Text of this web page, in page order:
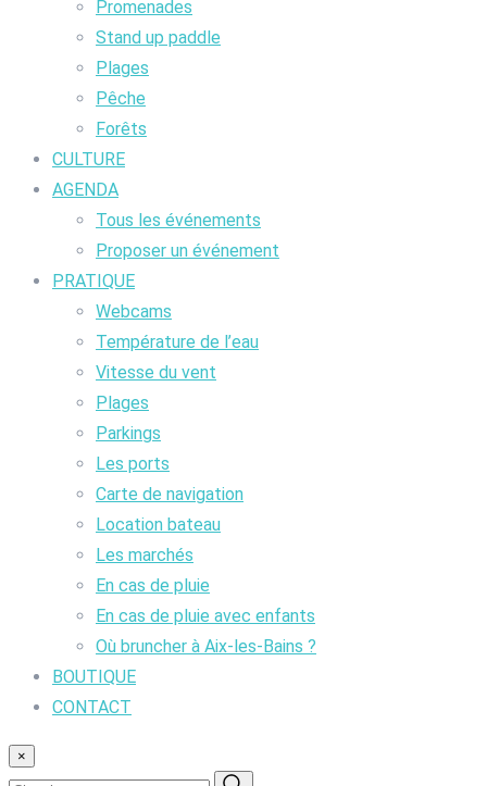
Promenades
Stand up paddle
Plages
Pêche
Forêts
CULTURE
AGENDA
Tous les événements
Proposer un événement
PRATIQUE
Webcams
Température de l’eau
Vitesse du vent
Plages
Parkings
Les ports
Carte de navigation
Location bateau
Les marchés
En cas de pluie
En cas de pluie avec enfants
Où bruncher à Aix-les-Bains ?
BOUTIQUE
CONTACT
×